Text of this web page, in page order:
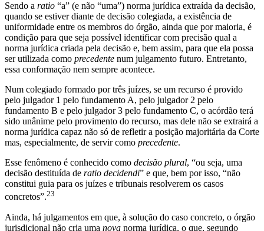
Sendo a ratio “a” (e não “uma”) norma jurídica extraída da decisão,
quando se estiver diante de decisão colegiada, a existência de
uniformidade entre os membros do órgão, ainda que por maioria, é
condição para que seja possível identificar com precisão qual a
norma jurídica criada pela decisão e, bem assim, para que ela possa
ser utilizada como precedente num julgamento futuro. Entretanto,
essa conformação nem sempre acontece.
Num colegiado formado por três juízes, se um recurso é provido
pelo julgador 1 pelo fundamento A, pelo julgador 2 pelo
fundamento B e pelo julgador 3 pelo fundamento C, o acórdão terá
sido unânime pelo provimento do recurso, mas dele não se extrairá a
norma jurídica capaz não só de refletir a posição majoritária da Corte
mas, especialmente, de servir como precedente.
Esse fenômeno é conhecido como decisão plural, “ou seja, uma
decisão destituída de ratio decidendi” e que, bem por isso, “não
constitui guia para os juízes e tribunais resolverem os casos
concretos”.23
Ainda, há julgamentos em que, à solução do caso concreto, o órgão
jurisdicional não cria uma nova norma jurídica, o que, segundo